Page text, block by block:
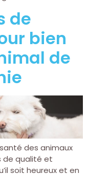
de
bien
de
des animaux
de qualité et
soit heureux et en